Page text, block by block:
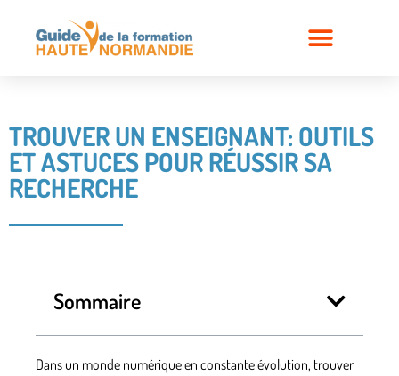
TROUVER UN ENSEIGNANT: OUTILS
ET ASTUCES POUR RÉUSSIR SA
RECHERCHE
Sommaire
Dans un monde numérique en constante évolution, trouver